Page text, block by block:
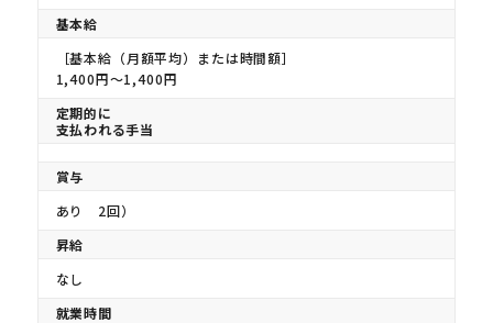
基本給
［基本給（月額平均）または時間額］
1,400円〜1,400円
定期的に
支払われる手当
賞与
あり 2回）
昇給
なし
就業時間